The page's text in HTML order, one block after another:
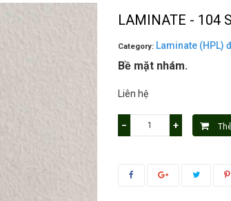
LAMINATE - 104 S
Category: Laminate (HPL)
Bề mặt nhám.
Liên hệ
− +